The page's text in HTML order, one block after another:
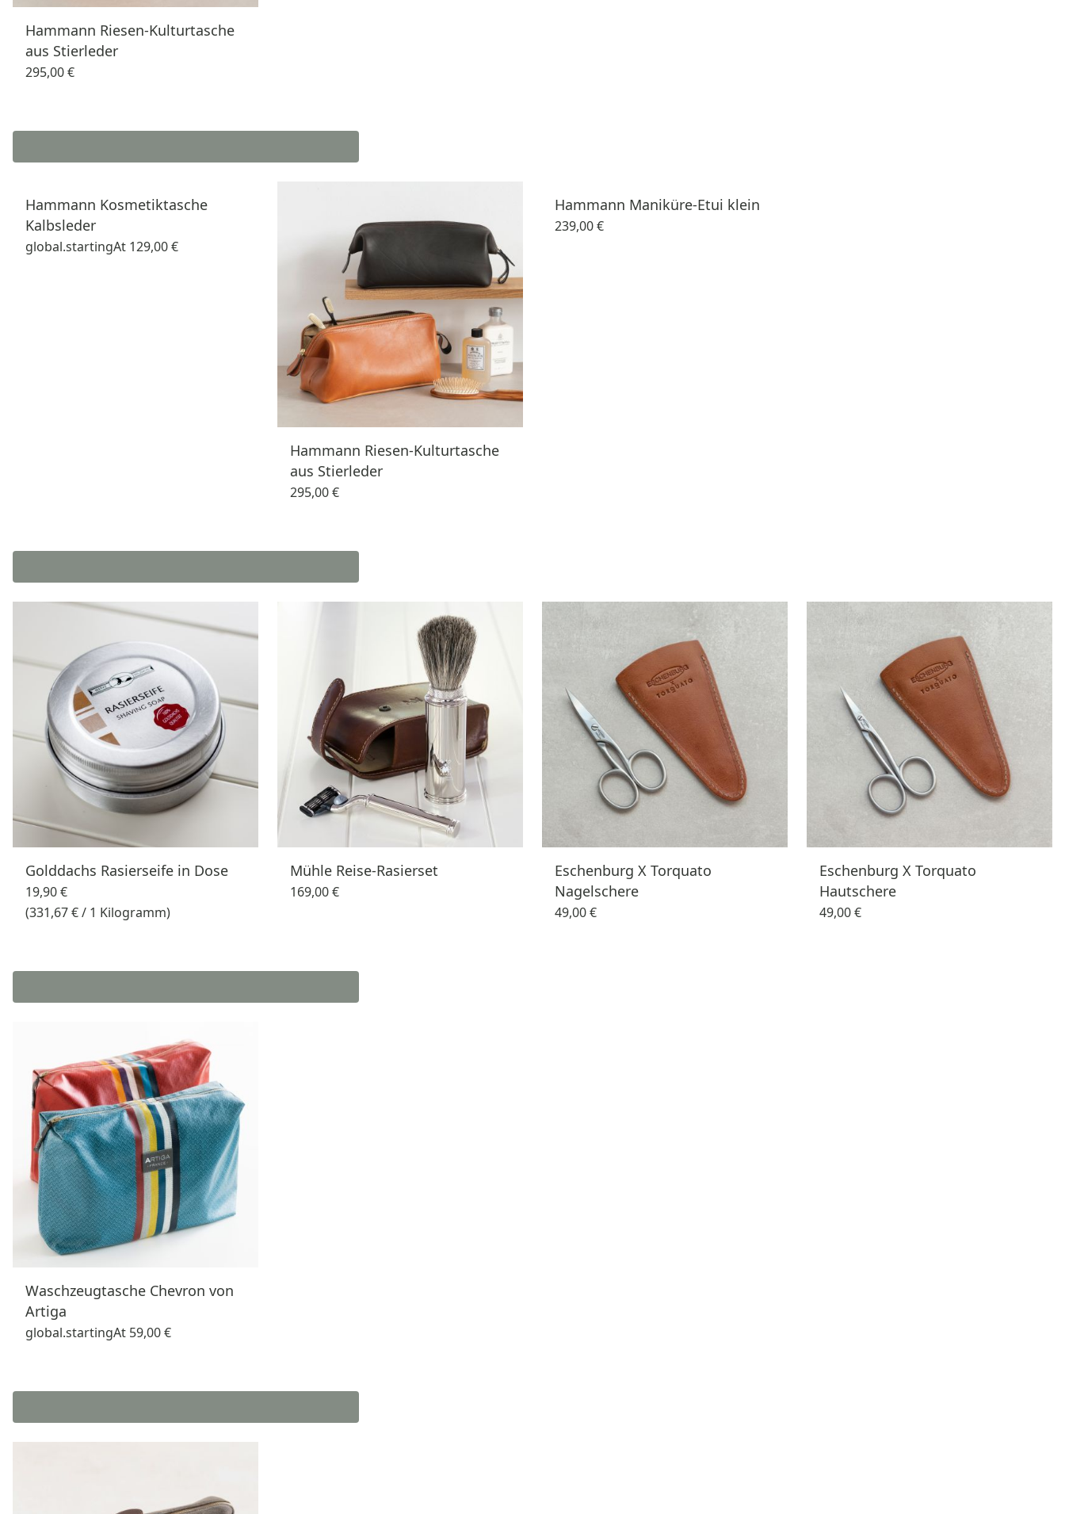
Hammann Riesen-Kulturtasche
aus Stierleder
295,00 €
Hammann Kosmetiktasche
Kalbsleder
global.startingAt 129,00 €
Hammann Riesen-Kulturtasche
aus Stierleder
295,00 €
Hammann Maniküre-Etui klein
239,00 €
Golddachs Rasierseife in Dose
19,90 €
(331,67 € / 1 Kilogramm)
Mühle Reise-Rasierset
169,00 €
Eschenburg X Torquato
Nagelschere
49,00 €
Eschenburg X Torquato
Hautschere
49,00 €
Waschzeugtasche Chevron von
Artiga
global.startingAt 59,00 €